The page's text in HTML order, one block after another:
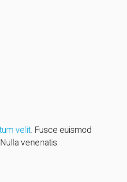
velit. Fusce euismod
venenatis.